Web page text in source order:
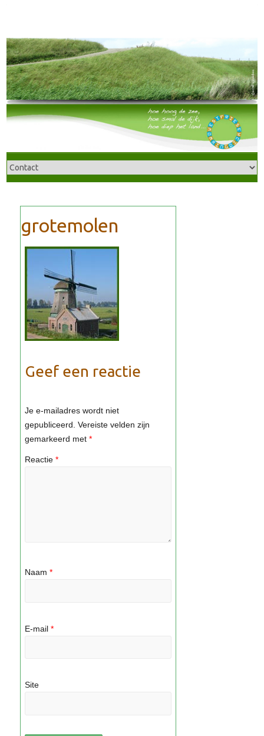
Geef een reactie
Je e-mailadres wordt niet
gepubliceerd. Vereiste velden zijn
gemarkeerd met *
Reactie *
Naam *
E-mail *
Site